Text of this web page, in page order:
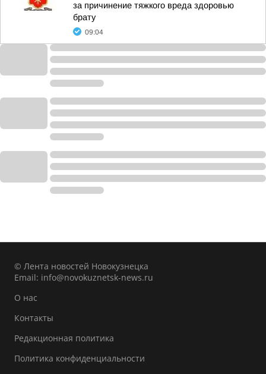
за причинение тяжкого вреда здоровью
брату
09:04
© Лента новостей Новокузнецка
Email: info@novokuznetsk-news.ru
О нас
Контакты
Редакционная политика
Политика конфиденциальности